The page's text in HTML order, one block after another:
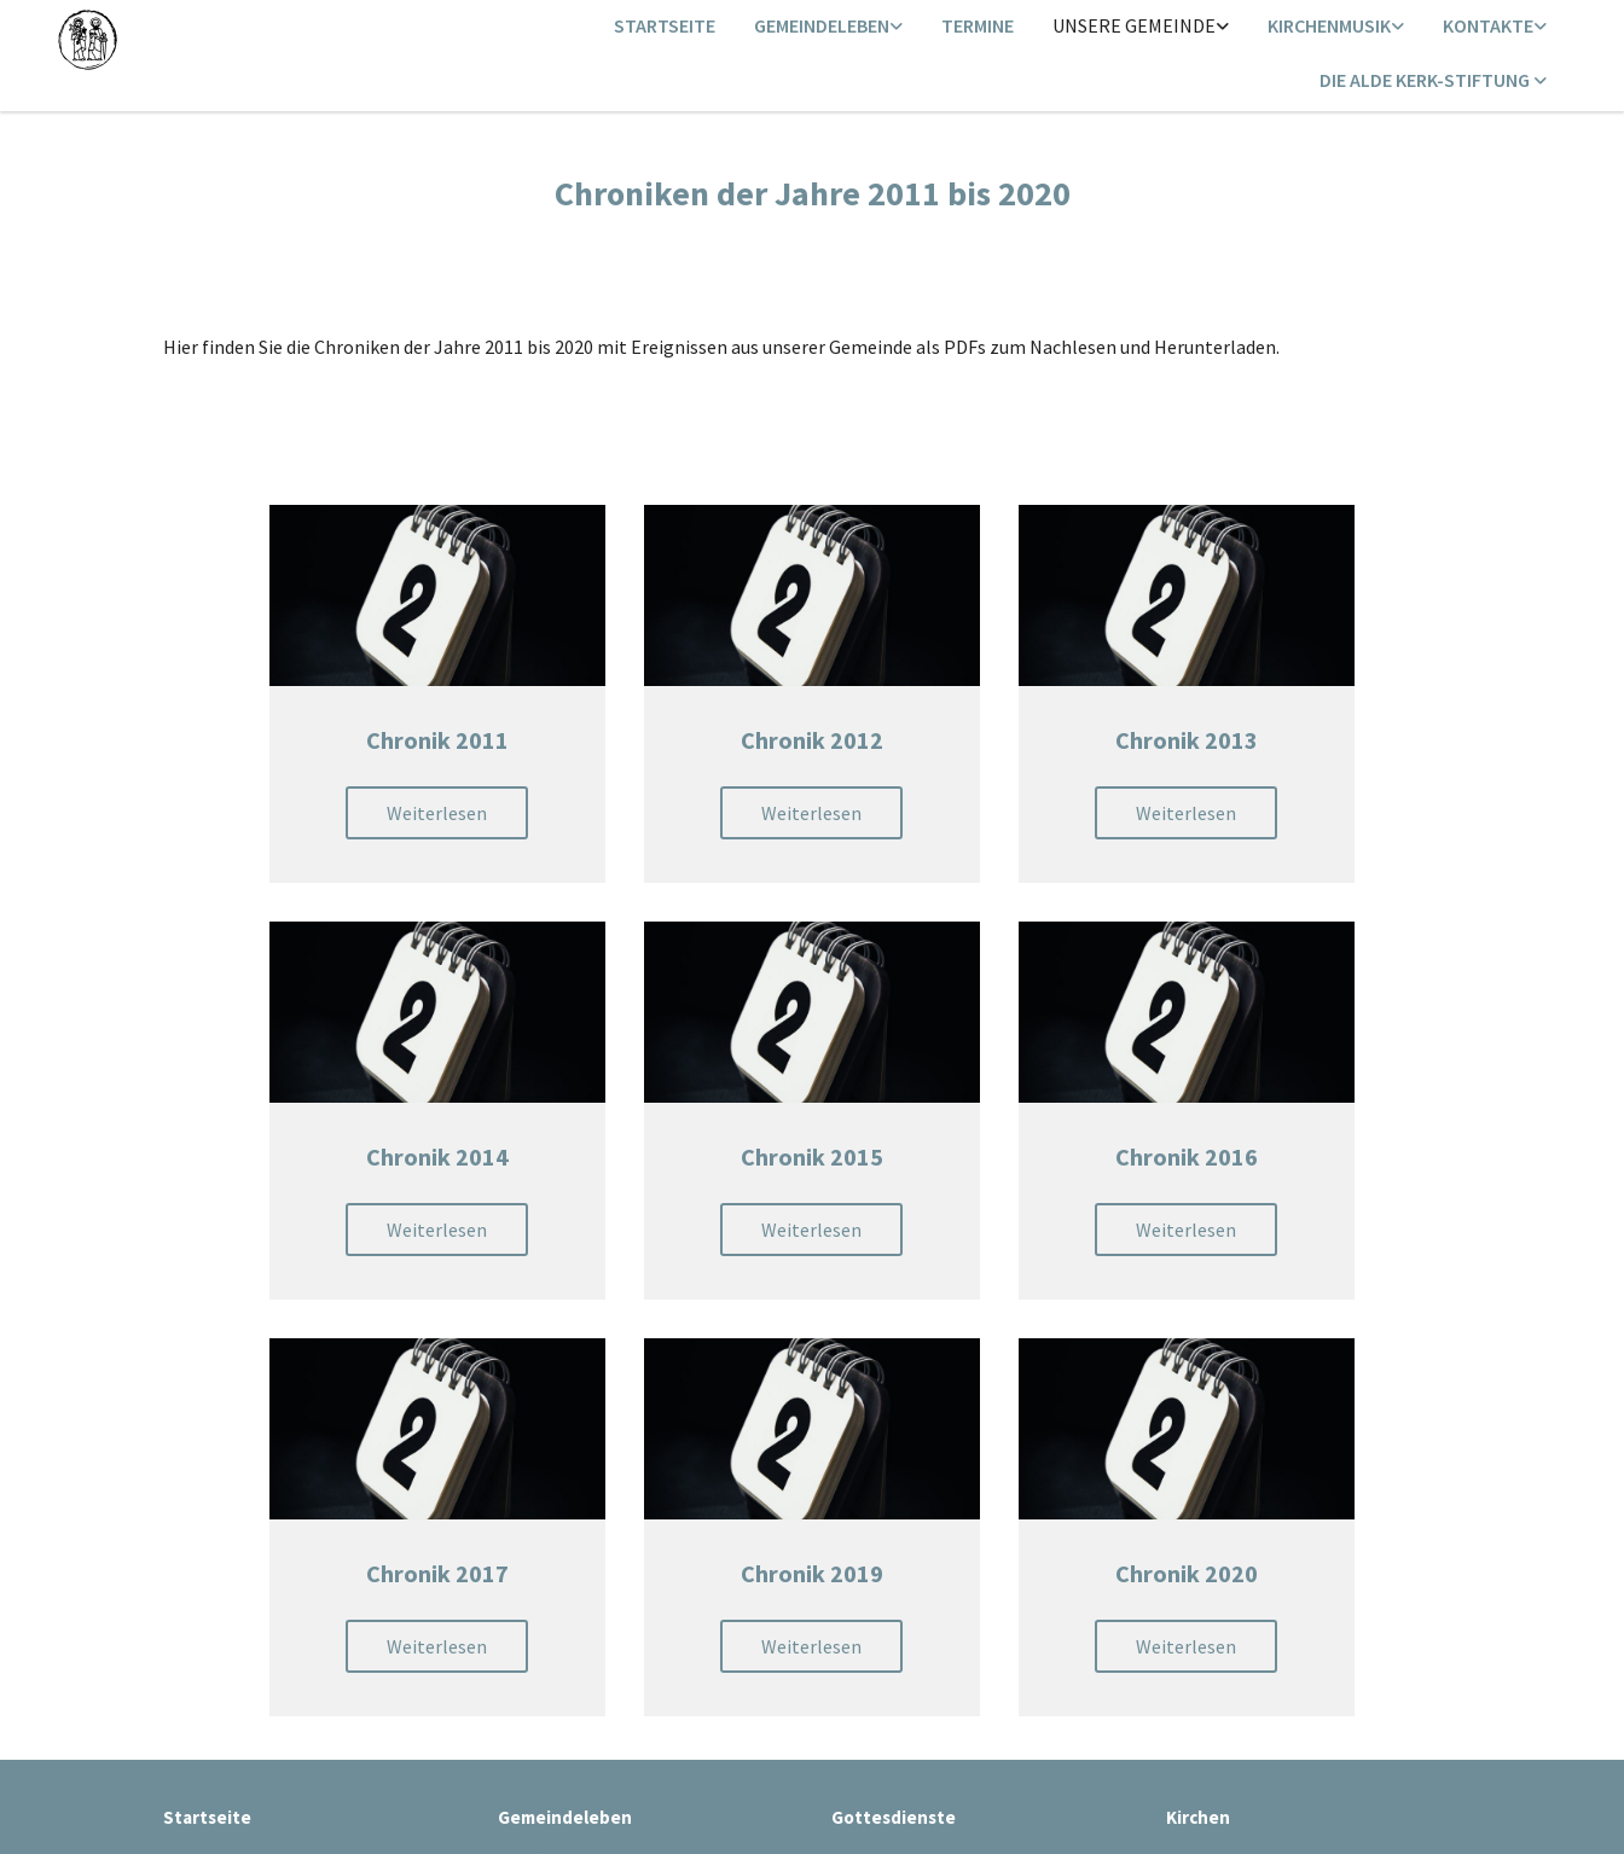
STARTSEITE GEMEINDELEBEN TERMINE UNSERE GEMEINDE KIRCHENMUSIK KONTAKTE
DIE ALDE KERK-STIFTUNG
Chroniken der Jahre 2011 bis 2020
Hier finden Sie die Chroniken der Jahre 2011 bis 2020 mit Ereignissen aus unserer Gemeinde als PDFs zum Nachlesen und Herunterladen.
Chronik 2011
Weiterlesen
Chronik 2012
Weiterlesen
Chronik 2013
Weiterlesen
Chronik 2014
Weiterlesen
Chronik 2015
Weiterlesen
Chronik 2016
Weiterlesen
Chronik 2017
Weiterlesen
Chronik 2019
Weiterlesen
Chronik 2020
Weiterlesen
Startseite Gemeindeleben Gottesdienste Kirchen